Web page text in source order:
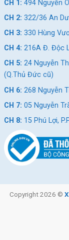
yêu đi kèm, là lựa
Xe đạp Shukyo:
xuất đa dạng mẫu
nhiều độ tuổi.
khung xe chắc
cho trẻ em.
CH 1: 494 Nguyễn
CH 2: 322/36 An
CH 3: 330 Hùng
CH 4: 216A Đ. Độc
CH 5: 24 Nguyễn
(Q.Thủ Đức cũ)
CH 6: 268 Nguyễn
CH 7: 05 Nguyễn
CH 8: 15 Phú Lợi,
Copyright 2026 ©